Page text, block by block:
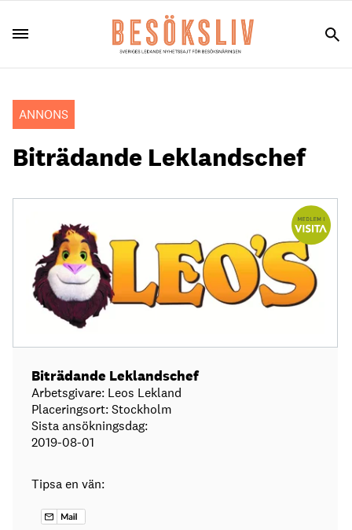
ANNONS
Biträdande Leklandschef
Biträdande Leklandschef
Arbetsgivare: Leos Lekland
Placeringsort: Stockholm
Sista ansökningsdag:
2019-08-01
Tipsa en vän: